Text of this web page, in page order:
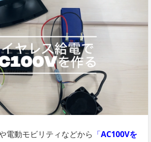
電動モビリティなどから 「AC100Vを